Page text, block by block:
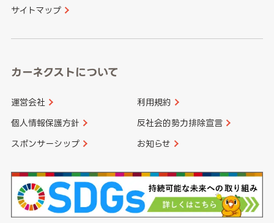
サイトマップ
カーネクストについて
運営会社 利用規約
個人情報保護方針 反社会的勢力排除宣言
スポンサーシップ お知らせ